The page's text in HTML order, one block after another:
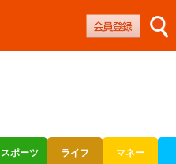
スポーツ ライフ マネー